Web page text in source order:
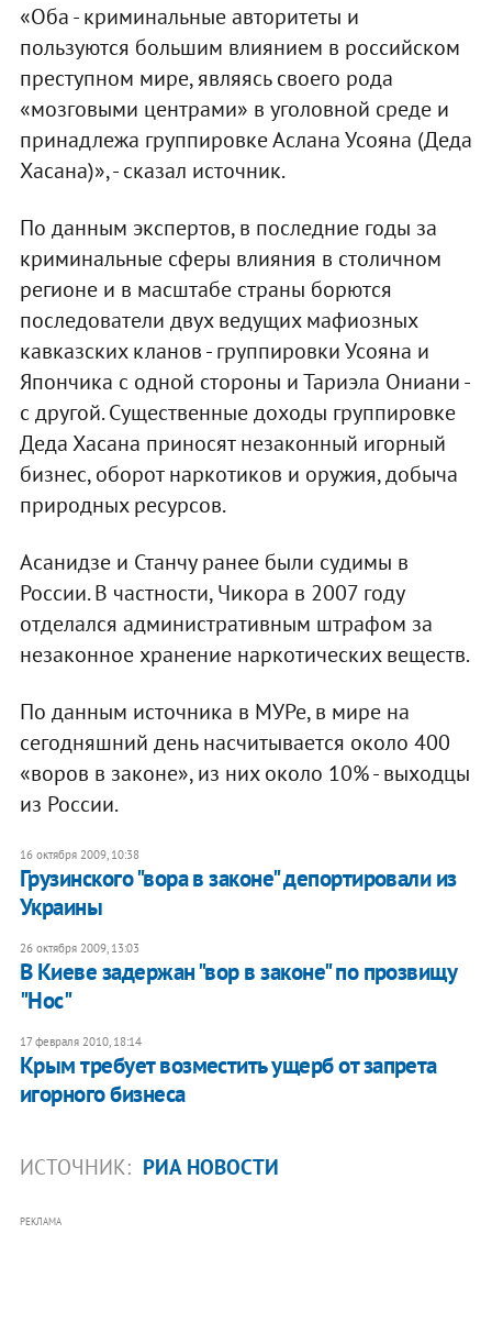
«Оба - криминальные авторитеты и
пользуются большим влиянием в российском
преступном мире, являясь своего рода
«мозговыми центрами» в уголовной среде и
принадлежа группировке Аслана Усояна (Деда
Хасана)», - сказал источник.
По данным экспертов, в последние годы за
криминальные сферы влияния в столичном
регионе и в масштабе страны борются
последователи двух ведущих мафиозных
кавказских кланов - группировки Усояна и
Япончика с одной стороны и Тариэла Ониани -
с другой. Существенные доходы группировке
Деда Хасана приносят незаконный игорный
бизнес, оборот наркотиков и оружия, добыча
природных ресурсов.
Асанидзе и Станчу ранее были судимы в
России. В частности, Чикора в 2007 году
отделался административным штрафом за
незаконное хранение наркотических веществ.
По данным источника в МУРе, в мире на
сегодняшний день насчитывается около 400
«воров в законе», из них около 10% - выходцы
из России.
16 октября 2009, 10:38
Грузинского "вора в законе" депортировали из
Украины
26 октября 2009, 13:03
В Киеве задержан "вор в законе" по прозвищу
"Нос"
17 февраля 2010, 18:14
Крым требует возместить ущерб от запрета
игорного бизнеса
ИСТОЧНИК: РИА НОВОСТИ
РЕКЛАМА